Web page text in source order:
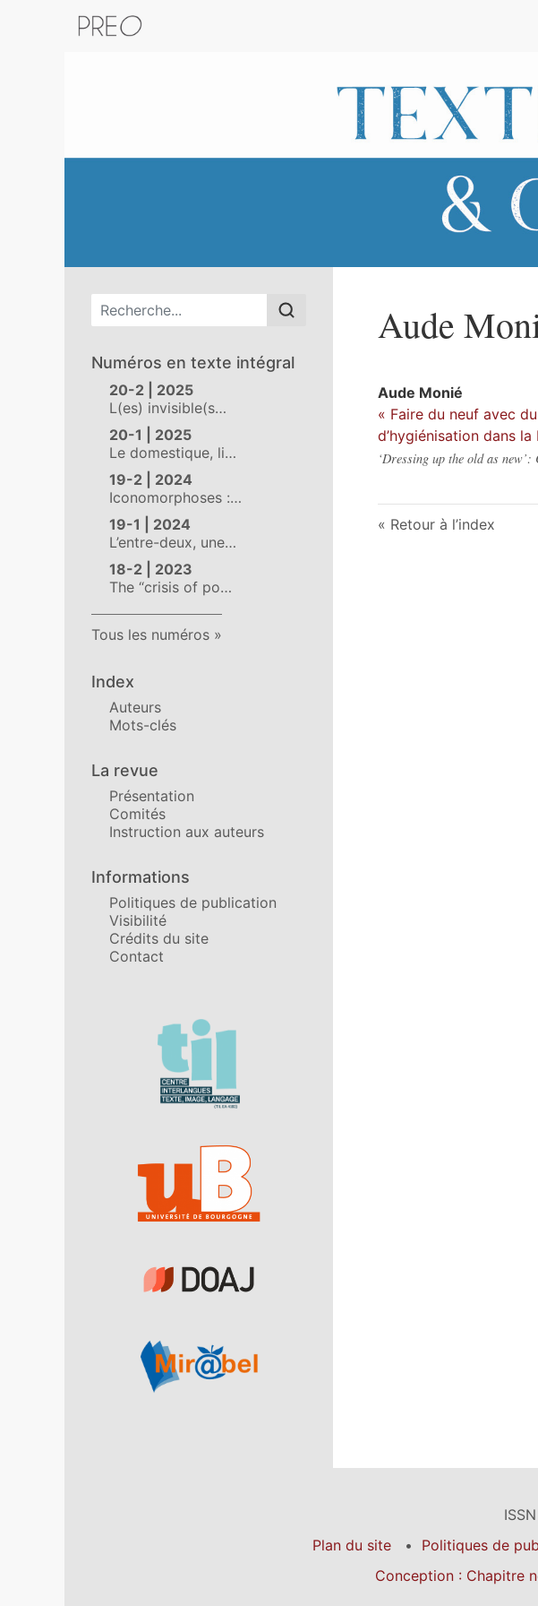
Menu principal
Numéros en texte intégral
20-2 | 2025
L(es) invisible(s…
20-1 | 2025
Le domestique, li…
19-2 | 2024
Iconomorphoses :…
19-1 | 2024
L’entre-deux, une…
18-2 | 2023
The “crisis of po…
Tous les numéros
Index
Auteurs
Mots-clés
La revue
Présentation
Comités
Instruction aux auteurs
Informations
Politiques de publication
Visibilité
Crédits du site
Contact
Affiliations/partenaires
Aude
Aude Monié
« Faire du neuf avec
d’hygiénisation dans la
‘Dressing up the old as
Retour à l’index
Plan du site
Politiques de
Conception : Chapitre